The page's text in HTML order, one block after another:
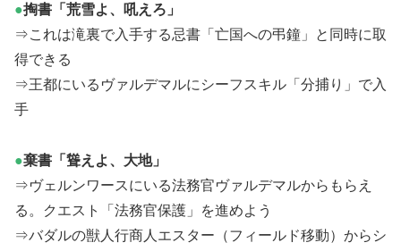
●掏書「荒雪よ、吼えろ」
⇒これは滝裏で入手する忌書「亡国への弔鐘」と同時に取
得できる
⇒王都にいるヴァルデマルにシーフスキル「分捕り」で入
手
●棄書「聳えよ、大地」
⇒ヴェルンワースにいる法務官ヴァルデマルからもらえ
る。クエスト「法務官保護」を進めよう
⇒バダルの獣人行商人エスター（フィールド移動）からシ